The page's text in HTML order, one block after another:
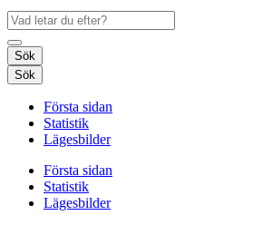
Sök
Sök
Första sidan
Statistik
Lägesbilder
Första sidan
Statistik
Lägesbilder